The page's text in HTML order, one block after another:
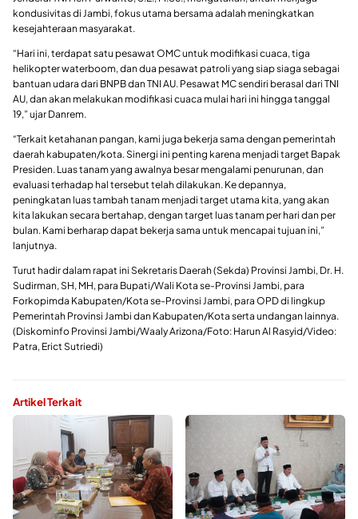
kondusivitas di Jambi, fokus utama bersama adalah meningkatkan
kesejahteraan masyarakat.
“Hari ini, terdapat satu pesawat OMC untuk modifikasi cuaca, tiga
helikopter waterboom, dan dua pesawat patroli yang siap siaga sebagai
bantuan udara dari BNPB dan TNI AU. Pesawat MC sendiri berasal dari TNI
AU, dan akan melakukan modifikasi cuaca mulai hari ini hingga tanggal
19,” ujar Danrem.
“Terkait ketahanan pangan, kami juga bekerja sama dengan pemerintah
daerah kabupaten/kota. Sinergi ini penting karena menjadi target Bapak
Presiden. Luas tanam yang awalnya besar mengalami penurunan, dan
evaluasi terhadap hal tersebut telah dilakukan. Ke depannya,
peningkatan luas tambah tanam menjadi target utama kita, yang akan
kita lakukan secara bertahap, dengan target luas tanam per hari dan per
bulan. Kami berharap dapat bekerja sama untuk mencapai tujuan ini,”
lanjutnya.
Turut hadir dalam rapat ini Sekretaris Daerah (Sekda) Provinsi Jambi, Dr. H.
Sudirman, SH, MH, para Bupati/Wali Kota se-Provinsi Jambi, para
Forkopimda Kabupaten/Kota se-Provinsi Jambi, para OPD di lingkup
Pemerintah Provinsi Jambi dan Kabupaten/Kota serta undangan lainnya.
(Diskominfo Provinsi Jambi/Waaly Arizona/Foto: Harun Al Rasyid/Video:
Patra, Erict Sutriedi)
Artikel Terkait